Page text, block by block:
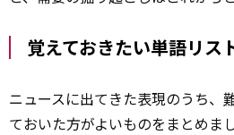
覚えておきたい単語リス
ニュースに出てきた表現のうち、
ておいた方がよいものをまとめま